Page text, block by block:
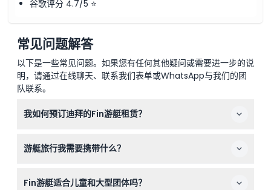
谷歌评分 4.7/5 ⭐
常见问题解答
以下是一些常见问题。如果您有任何其他疑问或需要进一步的说
明，请通过在线聊天、联系我们表单或WhatsApp与我们的团
队联系。
我如何预订迪拜的Fin游艇租赁？
的日期和时间段，并在预订过程中查看可用性。
游艇旅行我需要携带什么？
定；根据季节准备便装或轻便夹克；如果计划游泳，请带上
Fin游艇适合儿童和大型团体吗？